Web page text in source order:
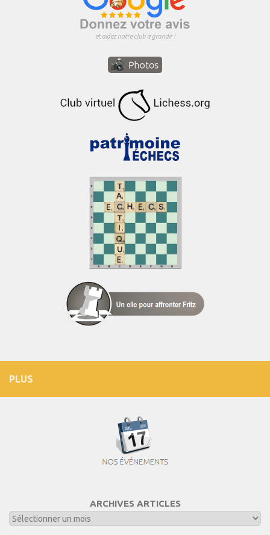
et aidez notre club à grandir !
PLUS
ARCHIVES ARTICLES